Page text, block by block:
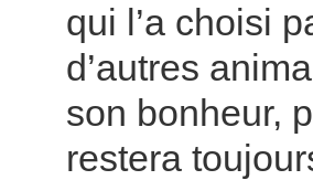
qui l’a choisi
d’autres
son bonheur,
restera